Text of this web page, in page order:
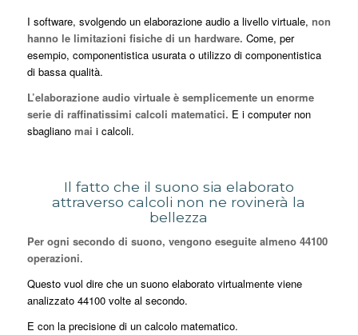
I software, svolgendo un elaborazione audio a livello virtuale, non
hanno le limitazioni fisiche di un hardware. Come, per
esempio, componentistica usurata o utilizzo di componentistica
di bassa qualità.
L’elaborazione audio virtuale è semplicemente un enorme
serie di raffinatissimi calcoli matematici. E i computer non
sbagliano mai i calcoli.
Il fatto che il suono sia elaborato
attraverso calcoli non ne rovinerà la
bellezza
Per ogni secondo di suono, vengono eseguite almeno 44100
operazioni.
Questo vuol dire che un suono elaborato virtualmente viene
analizzato 44100 volte al secondo.
E con la precisione di un calcolo matematico.